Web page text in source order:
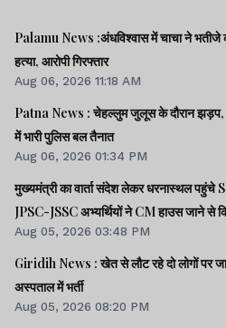
Palamu News :अंधविश्वास में चाचा ने भतीजे
हत्या, आरोपी गिरफ्तार
Aug 06, 2026 11:18 AM
Patna News : चेहल्लुम जुलूस के दौरान
में भारी पुलिस बल तैनात
Aug 06, 2026 01:34 PM
मुख्यमंत्री का वार्ता संदेश लेकर धरनास्थल
JPSC-JSSC अभ्यर्थियों ने CM हाउस जाने से
Aug 05, 2026 03:48 PM
Giridih News : खेत से लौट रहे दो लोगों पर
अस्पताल में भर्ती
Aug 05, 2026 08:20 PM